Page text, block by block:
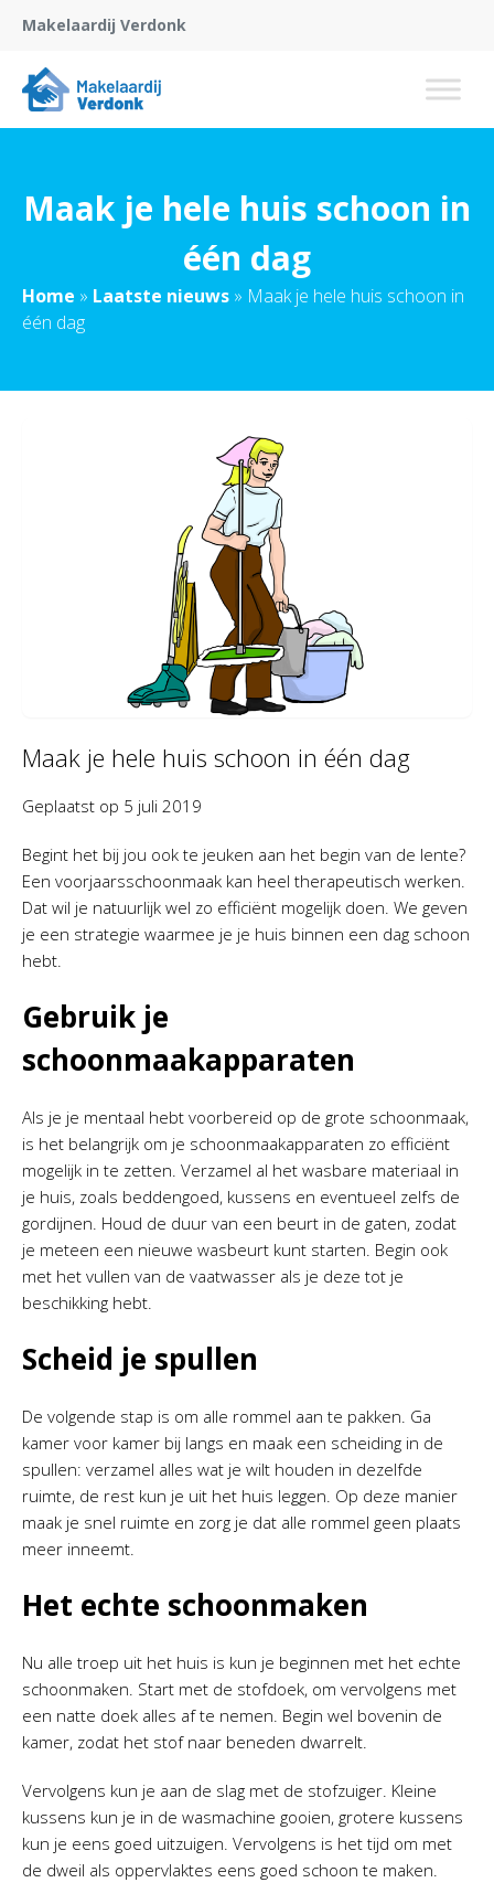
Makelaardij Verdonk
Maak je hele huis schoon in
één dag
Home » Laatste nieuws » Maak je hele huis schoon in
één dag
Maak je hele huis schoon in één dag
Geplaatst op 5 juli 2019
Begint het bij jou ook te jeuken aan het begin van de lente?
Een voorjaarsschoonmaak kan heel therapeutisch werken.
Dat wil je natuurlijk wel zo efficiënt mogelijk doen. We geven
je een strategie waarmee je je huis binnen een dag schoon
hebt.
Gebruik je
schoonmaakapparaten
Als je je mentaal hebt voorbereid op de grote schoonmaak,
is het belangrijk om je schoonmaakapparaten zo efficiënt
mogelijk in te zetten. Verzamel al het wasbare materiaal in
je huis, zoals beddengoed, kussens en eventueel zelfs de
gordijnen. Houd de duur van een beurt in de gaten, zodat
je meteen een nieuwe wasbeurt kunt starten. Begin ook
met het vullen van de vaatwasser als je deze tot je
beschikking hebt.
Scheid je spullen
De volgende stap is om alle rommel aan te pakken. Ga
kamer voor kamer bij langs en maak een scheiding in de
spullen: verzamel alles wat je wilt houden in dezelfde
ruimte, de rest kun je uit het huis leggen. Op deze manier
maak je snel ruimte en zorg je dat alle rommel geen plaats
meer inneemt.
Het echte schoonmaken
Nu alle troep uit het huis is kun je beginnen met het echte
schoonmaken. Start met de stofdoek, om vervolgens met
een natte doek alles af te nemen. Begin wel bovenin de
kamer, zodat het stof naar beneden dwarrelt.
Vervolgens kun je aan de slag met de stofzuiger. Kleine
kussens kun je in de wasmachine gooien, grotere kussens
kun je eens goed uitzuigen. Vervolgens is het tijd om met
de dweil als oppervlaktes eens goed schoon te maken.